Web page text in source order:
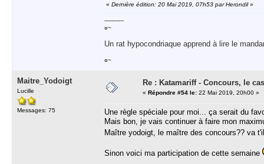
« Dernière édition: 20 Mai 2019, 07h53 par Herondil»
-----------
¤~
Un rat hypocondriaque apprend à lire le
¤~
Maitre_Yodoigt
Lucille
Messages: 75
Re : Katamariff - Concours, le
« Répondre #54 le: 22 Mai 2019, 20h00 »
Une règle spéciale pour moi... ça serait du
Mais bon, je vais continuer à faire mon
Maître yodoigt, le maître des concours?? va
Sinon voici ma participation de cette semaine